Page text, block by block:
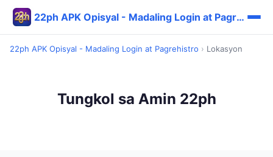
22ph APK Opisyal - Madaling Login at Pagrehistro
22ph APK Opisyal - Madaling Login at Pagrehistro › Lokasyon
Tungkol sa Amin 22ph